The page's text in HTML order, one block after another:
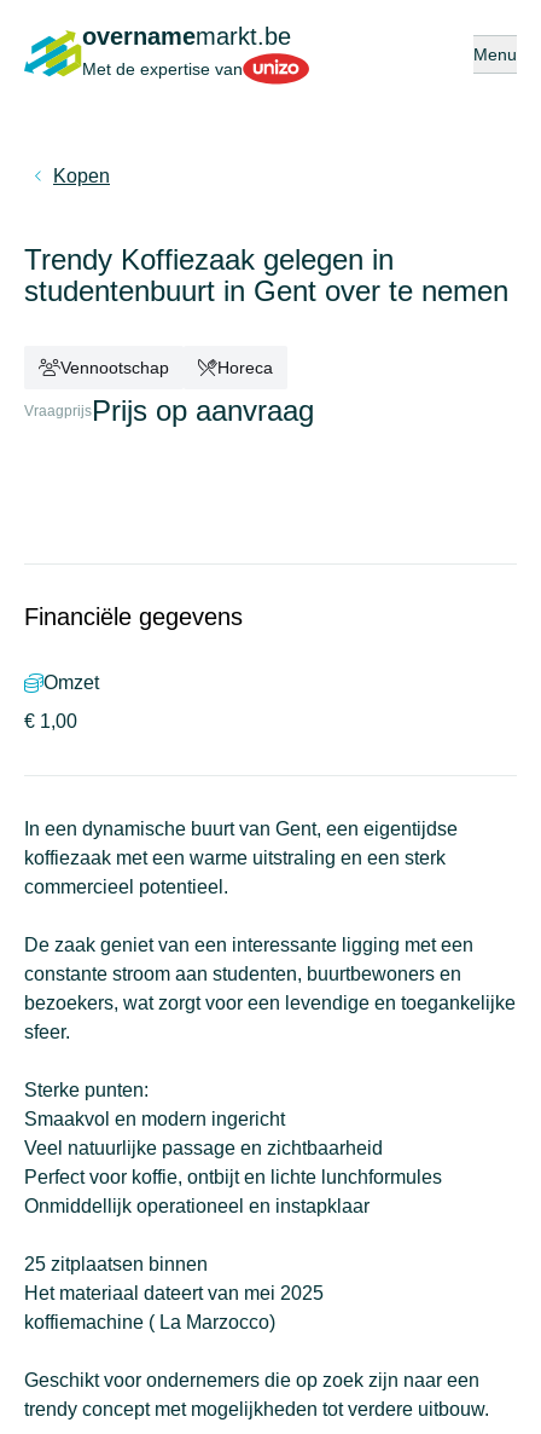
overnamemarkt.be
Met de expertise vanUnizo
Open of
Menu
Kopen
Trendy Koffiezaak gelegen in
studentenbuurt in Gent over te nemen
Vennootschap Horeca
VraagprijsPrijs op aanvraag
Financiële gegevens
Omzet
€ 1,00
In een dynamische buurt van Gent, een eigentijdse
koffiezaak met een warme uitstraling en een sterk
commercieel potentieel.
De zaak geniet van een interessante ligging met een
constante stroom aan studenten, buurtbewoners en
bezoekers, wat zorgt voor een levendige en toegankelijke
sfeer.
Sterke punten:
Smaakvol en modern ingericht
Veel natuurlijke passage en zichtbaarheid
Perfect voor koffie, ontbijt en lichte lunchformules
Onmiddellijk operationeel en instapklaar
25 zitplaatsen binnen
Het materiaal dateert van mei 2025
koffiemachine ( La Marzocco)
Geschikt voor ondernemers die op zoek zijn naar een
trendy concept met mogelijkheden tot verdere uitbouw.